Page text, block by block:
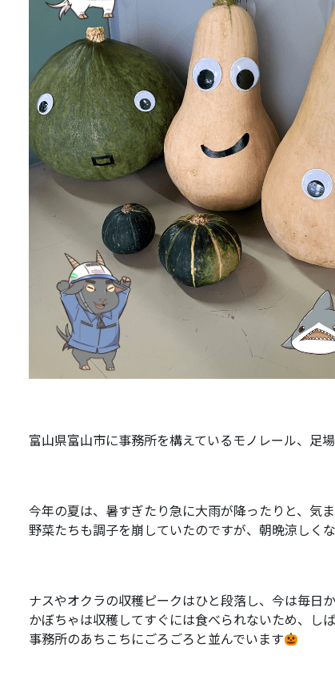
富山県富山市に事務所を構えているモノレール、足
今年の夏は、暑すぎたり急に大雨が降ったりと、気
野菜たちも調子を崩していたのですが、朝晩涼しく
ナスやオクラの収穫ピークはひと段落し、今は毎日
かぼちゃは収穫してすぐには食べられないため、し
事務所のあちこちにごろごろと並んでいます